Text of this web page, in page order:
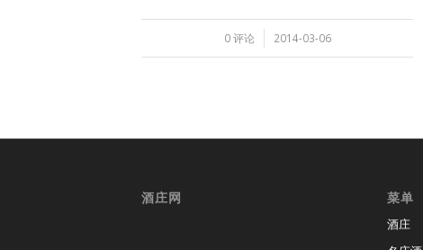
0 评论 2014-03-06
酒庄网 菜单
酒庄